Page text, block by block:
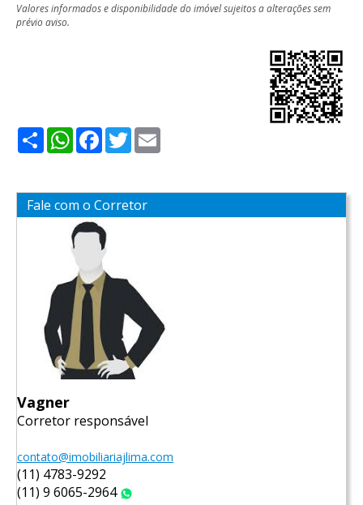
Valores informados e disponibilidade do imóvel sujeitos a alterações sem
prévio aviso.
ShareWhatsApp
Facebook
Twitter
Fale com o Corretor
Vagner
Corretor responsável
contato@imobiliariajlima.com
(11) 4783-9292
(11) 9 6065-2964